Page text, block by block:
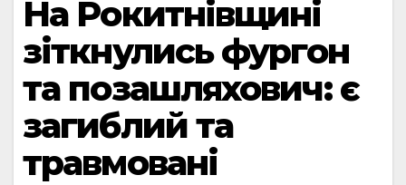
На Рокитнівщині
зіткнулись фургон
та позашляхович: є
загиблий та
травмовані